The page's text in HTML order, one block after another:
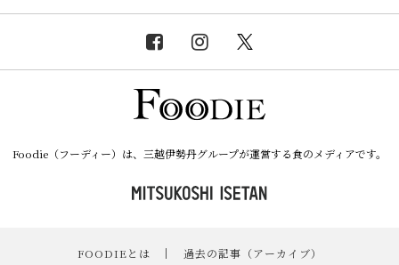
Foodie（フーディー）は、三越伊勢丹グループが運営する食のメディアです。
FOODIEとは ｜ 過去の記事（アーカイブ）